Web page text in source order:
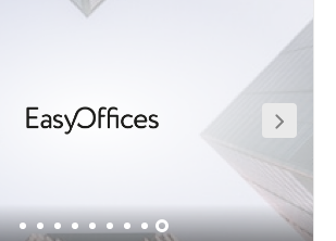
including supermarkets, restaurants offering local
cafes and plenty of culture. Public car parking
found just around the corner, if you wish to drive
or you can commute using one of many public
options in the area. Buses pass along the main
and the nearest train station, Hashalom, is
minute walk away from the centre. TLV fashion
shopping options.